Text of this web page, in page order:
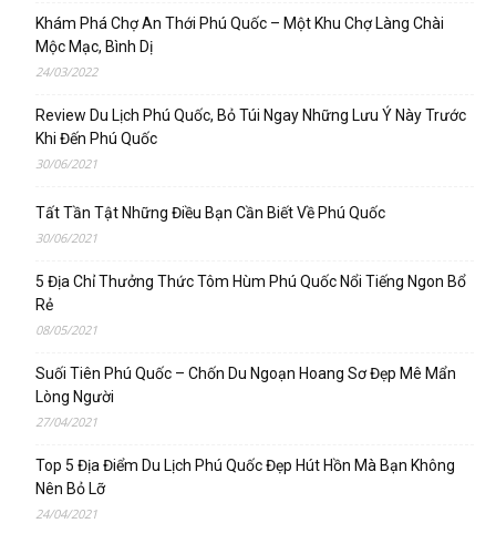
Khám Phá Chợ An Thới Phú Quốc – Một Khu Chợ Làng Chài
Mộc Mạc, Bình Dị
24/03/2022
Review Du Lịch Phú Quốc, Bỏ Túi Ngay Những Lưu Ý Này Trước
Khi Đến Phú Quốc
30/06/2021
Tất Tần Tật Những Điều Bạn Cần Biết Về Phú Quốc
30/06/2021
5 Địa Chỉ Thưởng Thức Tôm Hùm Phú Quốc Nổi Tiếng Ngon Bổ
Rẻ
08/05/2021
Suối Tiên Phú Quốc – Chốn Du Ngoạn Hoang Sơ Đẹp Mê Mẩn
Lòng Người
27/04/2021
Top 5 Địa Điểm Du Lịch Phú Quốc Đẹp Hút Hồn Mà Bạn Không
Nên Bỏ Lỡ
24/04/2021